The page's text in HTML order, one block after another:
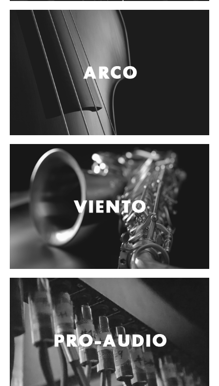
Interfaz
Agujas
Audifonos
Accesorios
Luces y Escenario
Maquinas de humo y escenario
Controladores
Accesorios
Instrumento
Micrófono
Sonido
Video y USB
Espigas y conectores
Accesorios
Otros Instrumentos de Cuerdas
Ukulele
Mandolina
Mariachi